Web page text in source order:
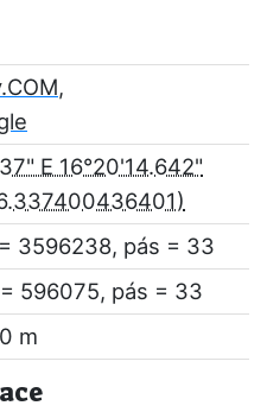
,
E 16°20'14.642"
3596238, pás = 33
596075, pás = 33
m